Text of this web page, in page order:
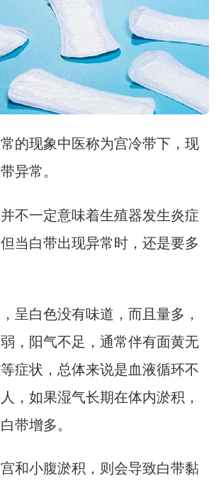
的现象中医称为宫冷带下，现
异常。
不一定意味着生殖器发生炎症
当白带出现异常时，还是要多
呈白色没有味道，而且量多，
，阳气不足，通常伴有面黄无
症状，总体来说是血液循环不
，如果湿气长期在体内淤积，
带增多。
和小腹淤积，则会导致白带黏